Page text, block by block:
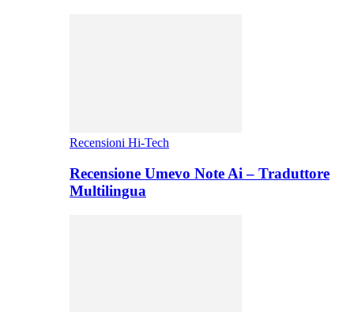
Recensioni Hi-Tech
Recensione Umevo Note Ai – Traduttore
Multilingua